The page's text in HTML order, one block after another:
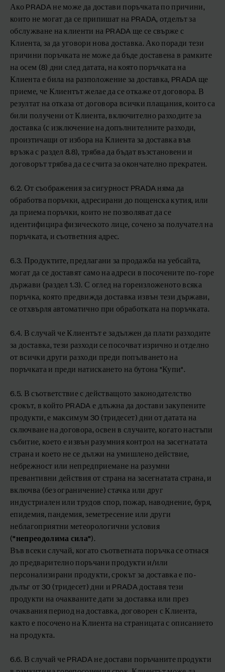
Ако PRADA не може да достави поръчката по причини,
които не могат да се припишат на PRADA, отделът за
обслужване на клиенти на PRADA ще се свърже с
Клиента, за да уговори нова доставка. Ако поради тези
причини поръчката не може да бъде доставена в рамките
на осем (8) дни след датата, на която поръчката на
Клиента е била на разположение за доставка, PRADA ще
приеме, че Клиентът желае да се откаже от договора. В
резултат на отказа от договора всички плащания, които са
били получени от Клиента, включително разходите за
доставка (с изключение на допълнителните разходи,
произтичащи от избора на Клиента за доставка във
връзка с раздел 8.8), трябва да бъдат възстановени и
договорът трябва да се счита за окончателно прекратен.
6.2. От съображения за сигурност PRADA няма да
обработва поръчки, адресирани до пощенска кутия, или
да приема поръчки, които не позволяват да се
идентифицира физическото лице, сочено за получател на
поръчката, и съответния адрес.
6.3. Продуктите, предлагани за продажба на уебсайта,
могат да се доставят само на адреси в посочените по-горе
държави (раздел 1.3). С оглед на гореизложеното всяка
поръчка, която предвижда доставка извън тези държави,
се отхвърля автоматично при обработката на поръчката.
6.4. В случай че Клиентът е задължен да плати разходите
за доставка, тези разходи се посочват изрично и отделно
от всички други разходи преди попълването на
поръчката и преди натискането на бутона "Купи".
6.5. В съответствие с действащото законодателство
срокът, в който PRADA е длъжна да достави закупените
продукти, е максимум 30 (тридесет) дни от датата на
сключване на договора, освен в случаите, когато настъпи
събитие, което е извън разумния контрол на засегнатата
страна и което не се дължи на умишлено действие,
небрежност или непредприемане на разумни
превантивни действия от страна на засегнатата страна, и
включва (без ограничение) стачка или друг
индустриален или трудов спор, пожар, наводнение, буря,
епидемия, пандемия, земетресение или други
неблагоприятни метеорологични условия
("непреодолима сила").
Във всеки случай, когато съответната поръчка се отнася
до предварително поръчани продукти и/или
персонализирани продукти, срокът за доставка е по-
дълъг от 30 (тридесет) дни и PRADA доставя тези
продукти на очакваните дати за доставка или през
очаквания период на доставка, договорен с Клиента,
както е посочено на Клиента на страницата с описанието
на продукта.
6.6. В случай че PRADA не достави поръчаните продукти